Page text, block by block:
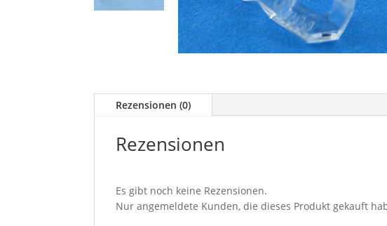
Rezensionen (0)
Rezensionen
Es gibt noch keine Rezensionen.
Nur angemeldete Kunden, die dieses Produkt gekauft